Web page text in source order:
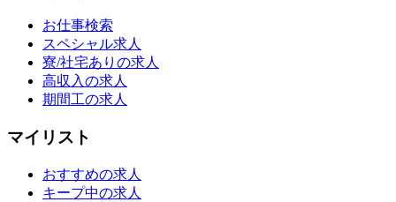
お仕事検索
スペシャル求人
寮/社宅ありの求人
高収入の求人
期間工の求人
マイリスト
おすすめの求人
キープ中の求人